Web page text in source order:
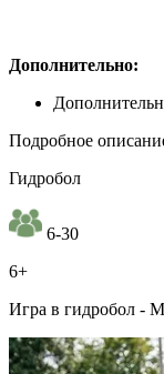
Дополнительно:
Подробное
Гидробол
6-30
6+
Игра в гидробол -